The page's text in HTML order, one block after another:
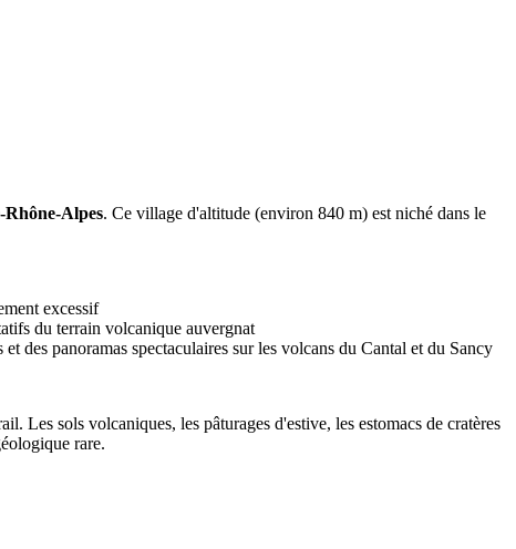
Rhône-Alpes. Ce village d'altitude (environ 840 m) est niché dans le
excessif
du terrain volcanique auvergnat
des panoramas spectaculaires sur les volcans du Cantal et du Sancy
Les sols volcaniques, les pâturages d'estive, les estomacs de cratères
rare.